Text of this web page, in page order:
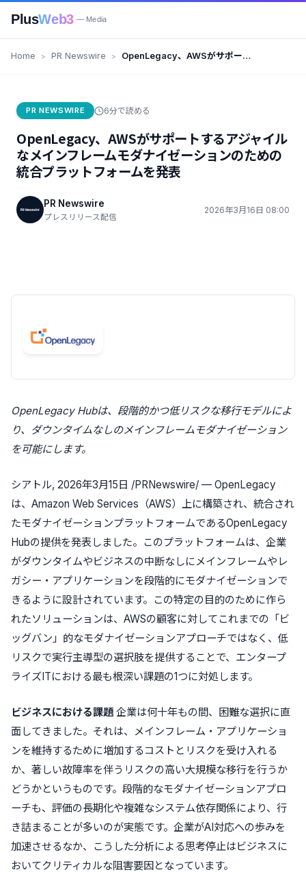
PlusWeb3 — Media
Home PR Newswire
OpenLegacy、AWSがサポート
PR NEWSWIRE 6分で読める
OpenLegacy、AWSがサポートするアジャイル
なメインフレームモダナイゼーションのための
統合プラットフォームを発表
PR Newswire
プレスリリース配信
2026年3月16日 08:00
OpenLegacy Hubは、段階的かつ低リスクな移行モデルによ
り、ダウンタイムなしのメインフレームモダナイゼーション
を可能にします。
シアトル, 2026年3月15日 /PRNewswire/ — OpenLegacy
は、 Amazon Web Services （AWS）上に構築され、統合され
たモダナイゼーションプラットフォームであるOpenLegacy
Hubの提供を発表しました。このプラットフォームは、企業
がダウンタイムやビジネスの中断なしにメインフレームやレ
ガシー・アプリケーションを段階的にモダナイゼーションで
きるように設計されています。この特定の目的のために作ら
れたソリューションは、 AWSの顧客に対してこれまでの「ビ
ッグバン」的なモダナイゼーションアプローチではなく、低
リスクで実行主導型の選択肢を提供することで、エンタープ
ライズITにおける最も根深い課題の1つに対処します。
ビジネスにおける課題 企業は何十年もの間、困難な選択に直
面してきました。それは、メインフレーム・アプリケーショ
ンを維持するために増加するコストとリスクを受け入れる
か、 著しい故障率を伴うリスクの高い大規模な移行を行うか
どうかというものです。段階的なモダナイゼーションアプロ
ーチも、評価の長期化や複雑なシステム依存関係により、行
き詰まることが多いのが実態です。企業がAI対応への歩みを
加速させるなか、こうした分析による思考停止はビジネスに
おいてクリティカルな阻害要因となっています。